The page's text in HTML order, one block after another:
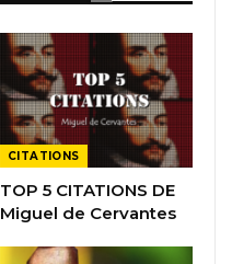
CITATIONS
TOP 5 CITATIONS DE
Miguel de Cervantes